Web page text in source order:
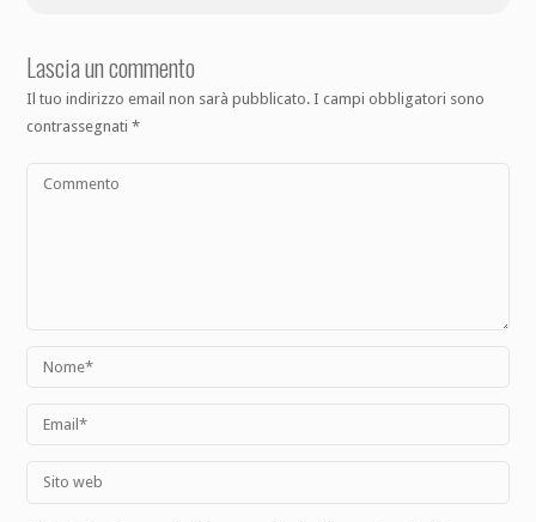
Lascia un commento
Il tuo indirizzo email non sarà pubblicato. I campi obbligatori sono
contrassegnati*